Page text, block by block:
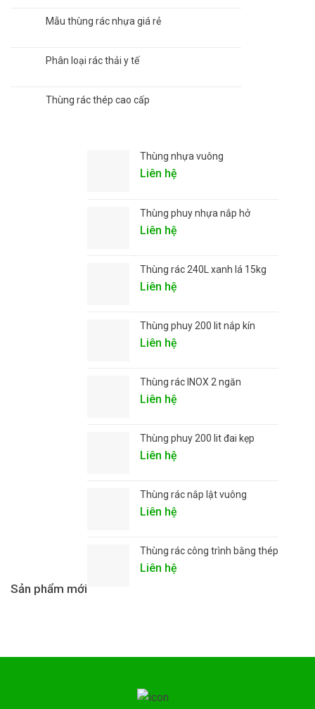
Mẫu thùng rác nhựa giá rẻ
Phân loại rác thải y tế
Thùng rác thép cao cấp
Sản phẩm mới
Thùng nhựa vuông
Liên hệ
Thùng phuy nhựa nắp hở
Liên hệ
Thùng rác 240L xanh lá 15kg
Liên hệ
Thùng phuy 200 lit nắp kín
Liên hệ
Thùng rác INOX 2 ngăn
Liên hệ
Thùng phuy 200 lit đai kẹp
Liên hệ
Thùng rác nắp lật vuông
Liên hệ
Thùng rác công trình bằng thép
Liên hệ